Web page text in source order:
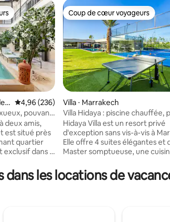
: 4,98 sur 5
les plus appréciés
Évaluation moyenne sur la base de 236
4,96 (236)
pouvant
piscine
deux amis,
est situé près
quartier
exclusif dans la
conçu pour
boutique-
Coup de cœur voyageurs
Coup de cœur voyageurs
Villa ⋅ Marrakech
Villa Hidaya : piscine chauffée,
et salle de sport
Hidaya Villa est un resort privé
d'exception sans vis-à-vis à
Elle offre 4 suites élégantes et
Master somptueuse, une
raffinés. Piscine chauffée toute
jacuzzi, hammam et fauteuil
expérience exclusive et
les locations de